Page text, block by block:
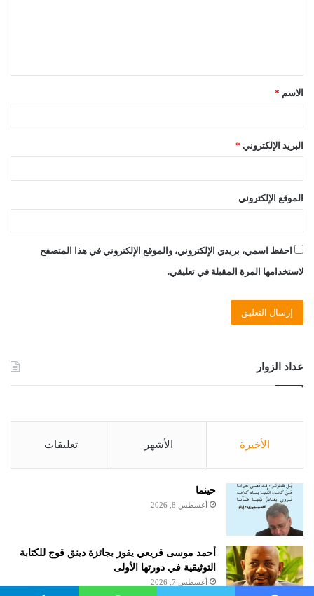
ق
*الاسم *
البريد الإلكتروني *
الموقع الإلكتروني
احفظ اسمي، بريدي الإلكتروني، والموقع الإلكتروني في هذا المتصفح
لاستخدامها المرة المقبلة في تعليقي.
عداد الزوار
الأخيرة الأشهر تعليقات
حينما
أغسطس 8, 2026
أحمد موسى قريعي يفوز بجائزة دينق قوج للكتابة
التوثيقية في دورتها الأولى
أغسطس 7, 2026